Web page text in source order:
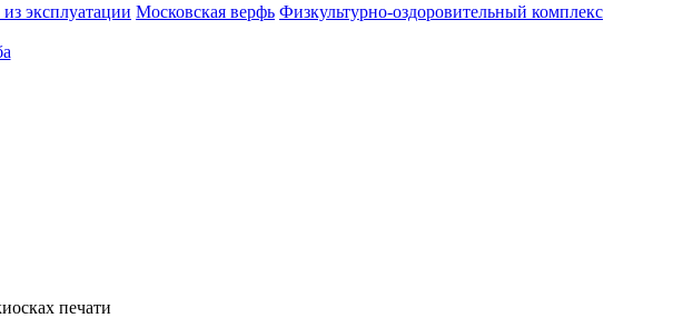
эксплуатации Московская верфь Физкультурно-оздоровительный комплекс
печати